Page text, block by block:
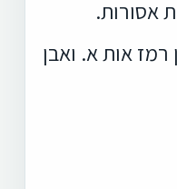
אסורות.
רמז אות א. ואבן